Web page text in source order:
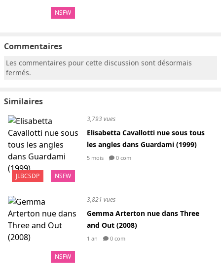
NSFW
Commentaires
Les commentaires pour cette discussion sont désormais
fermés.
Similaires
JLBCSDP NSFW
3,793 vues
Elisabetta Cavallotti nue sous tous
les angles dans Guardami (1999)
5 mois 0 com
NSFW
3,821 vues
Gemma Arterton nue dans Three
and Out (2008)
1 an 0 com